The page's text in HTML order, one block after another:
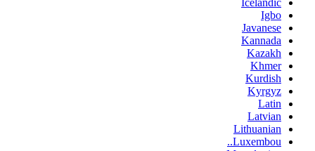
Igbo
Javanese
Kannada
Kazakh
Khmer
Kurdish
Kyrgyz
Latin
Latvian
Lithuanian
Luxembou..